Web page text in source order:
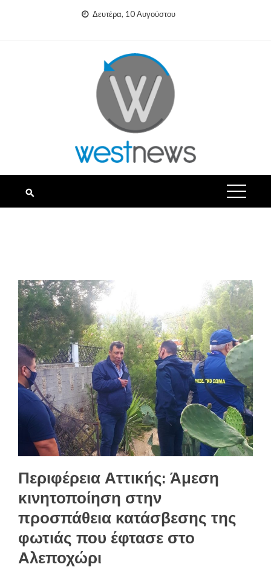
Δευτέρα, 10 Αυγούστου
Περιφέρεια Αττικής: Άμεση
κινητοποίηση στην
προσπάθεια κατάσβεσης της
φωτιάς που έφτασε στο
Αλεποχώρι